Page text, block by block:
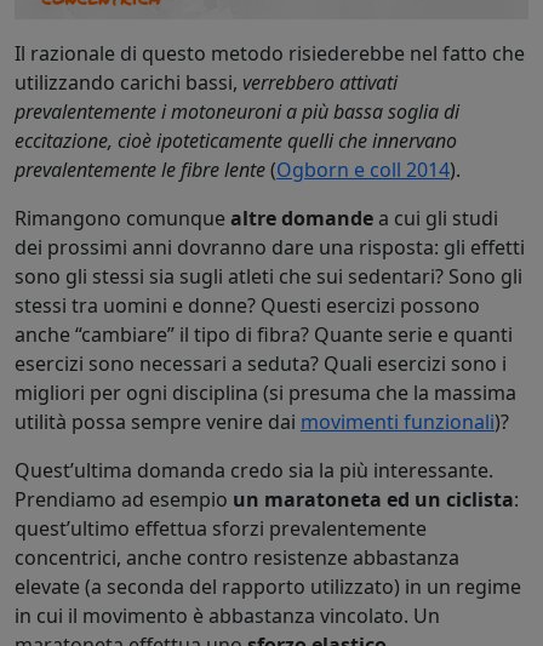
Il razionale di questo metodo risiederebbe nel fatto che
utilizzando carichi bassi, verrebbero attivati
prevalentemente i motoneuroni a più bassa soglia di
eccitazione, cioè ipoteticamente quelli che innervano
prevalentemente le fibre lente(Ogborn e coll 2014).
Rimangono comunque altre domande a cui gli studi
dei prossimi anni dovranno dare una risposta: gli effetti
sono gli stessi sia sugli atleti che sui sedentari? Sono gli
stessi tra uomini e donne? Questi esercizi possono
anche “cambiare” il tipo di fibra? Quante serie e quanti
esercizi sono necessari a seduta? Quali esercizi sono i
migliori per ogni disciplina (si presuma che la massima
utilità possa sempre venire dai movimenti funzionali)?
Quest’ultima domanda credo sia la più interessante.
Prendiamo ad esempio un maratoneta ed un ciclista:
quest’ultimo effettua sforzi prevalentemente
concentrici, anche contro resistenze abbastanza
elevate (a seconda del rapporto utilizzato) in un regime
in cui il movimento è abbastanza vincolato. Un